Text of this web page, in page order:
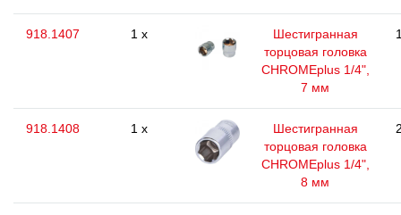
918.1407 1 x
Шестигранная
торцовая головка
CHROMEplus 1/4",
7 мм
918.1408 1 x
Шестигранная
торцовая головка
CHROMEplus 1/4",
8 мм